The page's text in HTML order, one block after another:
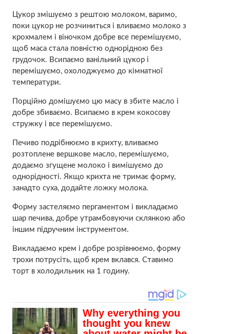
Цукор змішуємо з рештою молоком, варимо,
поки цукор не розчиниться і вливаємо молоко з
крохмалем і віночком добре все перемішуємо,
щоб маса стала повністю однорідною без
грудочок. Всипаємо ванільний цукор і
перемішуємо, охолоджуємо до кімнатної
температури.
Порційно домішуємо цю масу в збите масло і
добре збиваємо. Всипаємо в крем кокосову
стружку і все перемішуємо.
Печиво подрібнюємо в крихту, вливаємо
розтоплене вершкове масло, перемішуємо,
додаємо згущене молоко і вимішуємо до
однорідності. Якщо крихта не тримає форму,
занадто суха, додайте ложку молока.
Форму застеляємо пергаментом і викладаємо
шар печива, добре утрамбовуючи склянкою або
іншим підручним інструментом.
Викладаємо крем і добре розрівнюємо, форму
трохи потрусіть, щоб крем вклався. Ставимо
торт в холодильник на 1 годину.